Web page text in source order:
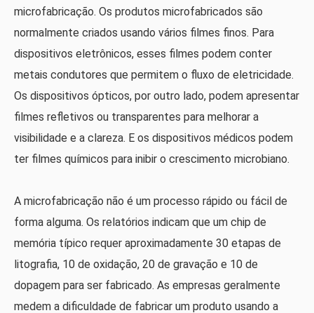
microfabricação. Os produtos microfabricados são
normalmente criados usando vários filmes finos. Para
dispositivos eletrônicos, esses filmes podem conter
metais condutores que permitem o fluxo de eletricidade.
Os dispositivos ópticos, por outro lado, podem apresentar
filmes refletivos ou transparentes para melhorar a
visibilidade e a clareza. E os dispositivos médicos podem
ter filmes químicos para inibir o crescimento microbiano.
A microfabricação não é um processo rápido ou fácil de
forma alguma. Os relatórios indicam que um chip de
memória típico requer aproximadamente 30 etapas de
litografia, 10 de oxidação, 20 de gravação e 10 de
dopagem para ser fabricado. As empresas geralmente
medem a dificuldade de fabricar um produto usando a